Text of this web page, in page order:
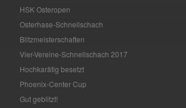
HSK Osteropen
Osterhase-Schnellschach
Blitzmeisterschaften
Vier-Vereine-Schnellschach 2017
Hochkarätig besetzt
Phoenix-Center Cup
Gut geblitzt!